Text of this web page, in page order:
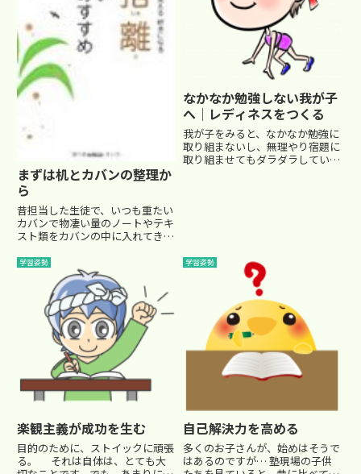
まずは机とカバンの整理か
ら
昔担当した生徒で、いつも重たい
カバンで物凄い量のノートやテキ
スト類をカバンの中に入れてきて
みると、古いプリント類もグシャ
グシャになってカバンの下のほう
に入れっぱなし。 今日の授業で
必要ない教材までカバンの中に
なかなか勉強しない我が子
へ│レディネスをつくる
我が子をみると、なかなか勉強に
取り組まないし、無理やり宿題に
取り組ませてもダラダラしてい
学習姿勢
楽観主義が成功を生む
目的のために、ストイックに頑張
る。 それは自体は、とても大
学習姿勢
自己解決力を高める
多くのお子さんが、始めはそうで
はあるのですが… 塾現場の子供